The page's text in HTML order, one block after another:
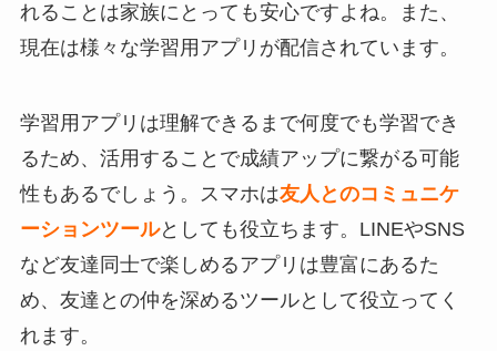
れることは家族にとっても安心ですよね。また、
現在は様々な学習用アプリが配信されています。
学習用アプリは理解できるまで何度でも学習でき
るため、活用することで成績アップに繋がる可能
性もあるでしょう。スマホは友人とのコミュニケ
ーションツールとしても役立ちます。LINEやSNS
など友達同士で楽しめるアプリは豊富にあるた
め、友達との仲を深めるツールとして役立ってく
れます。